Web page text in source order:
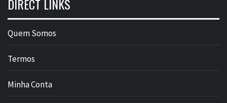
DIRECT LINKS
Quem Somos
Termos
Minha Conta